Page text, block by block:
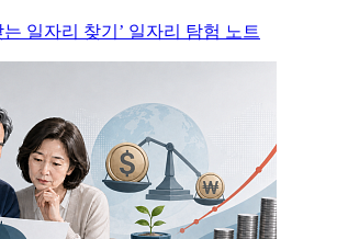
는 일자리 찾기’ 일자리 탐험 노트